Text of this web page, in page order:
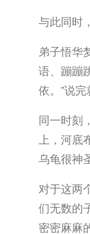
与此同时
弟子悟华
语、蹦蹦
依。”说
同一时刻
上，河
乌龟很神
对于这两
们无数的
密密麻麻